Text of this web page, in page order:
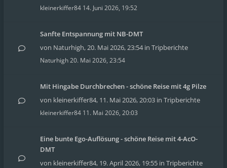
kleinerkiffer84 14. Juni 2026, 19:52
Sanfte Entspannung mit NB-DMT
von Naturhigh,20. Mai 2026, 23:54in Tripberichte
Naturhigh20. Mai 2026, 23:54
Mit Hingabe Durchbrechen - schöne Reise mit 4g Pilze
von kleinerkiffer84, 11. Mai 2026, 20:03 in Tripberichte
kleinerkiffer84 11. Mai 2026, 20:03
Eine bunte Ego-Auflösung - schöne Reise mit 4-AcO-
DMT
von kleinerkiffer84, 19. April 2026, 19:55 in Tripberichte